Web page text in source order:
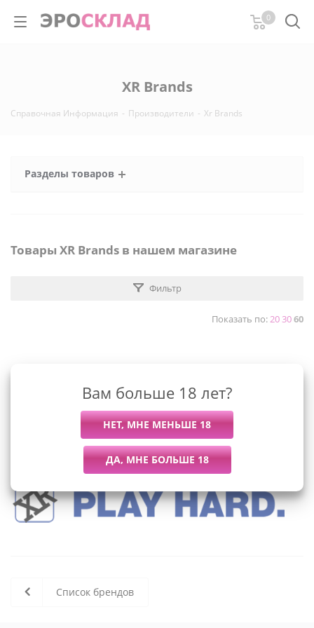
0
XR Brands
Справочная Информация - Производители - Xr Brands
Разделы товаров
Товары XR Brands в нашем магазине
Фильтр
Показать по:203060
В данный момент нет активных
товаров
Список брендов
Вам больше 18 лет?